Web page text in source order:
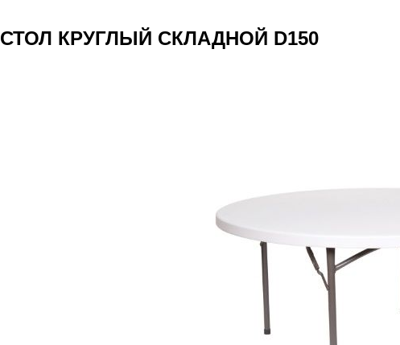
СТОЛ КРУГЛЫЙ СКЛАДНОЙ D150